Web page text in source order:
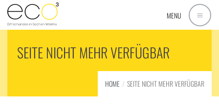
MENU
SEITE NICHT MEHR VERFÜGBAR
HOME SEITE NICHT MEHR VERFÜGBAR